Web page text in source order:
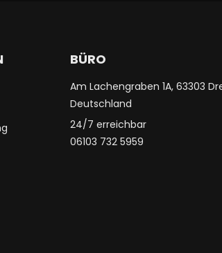
BÜRO
Am Lachengraben 1A, 63303
Deutschland
24/7 erreichbar
06103 732 5959